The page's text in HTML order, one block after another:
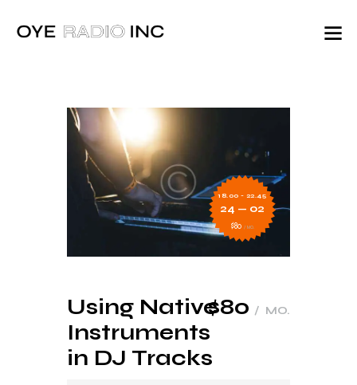
18.00 - 22.45
24 — 02
$80 MO.
Using Native
Instruments
in DJ Tracks
$80 MO.